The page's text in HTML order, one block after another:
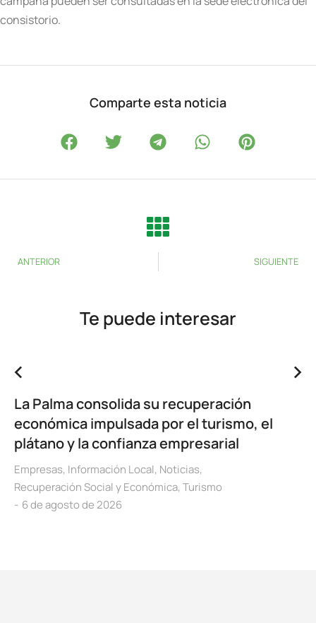
consistorio.
Comparte esta noticia
ANTERIOR SIGUIENTE
Te puede interesar
La Palma consolida su recuperación
económica impulsada por el turismo, el
plátano y la confianza empresarial
Empresas, Información Local, Noticias,
Recuperación Social y Económica, Turismo
6 de agosto de 2026